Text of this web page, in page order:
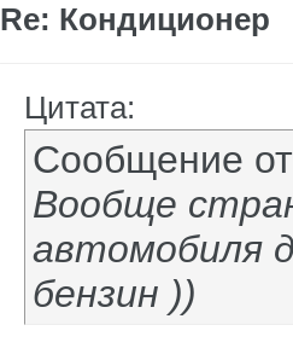
Re: Кондиционер
Цитата:
Сообщение
Вообще
автомобиля
бензин ))